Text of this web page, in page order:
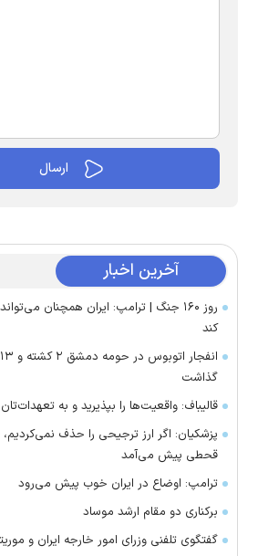
آخرین اخبار
روز ۱۶۰ جنگ | ترامپ: ایران همچنان
کند
گذاشت
قالیباف: واقعیت‌ها را بپذیرید و به
پزشکیان: اگر ارز ترجیحی را حذف
قحطی پیش می‌آمد
ترامپ: اوضاع در ایران خوب پیش می‌رود
برکناری دو مقام ارشد موساد
گفتگوی تلفنی وزرای امور خارجه ایران و